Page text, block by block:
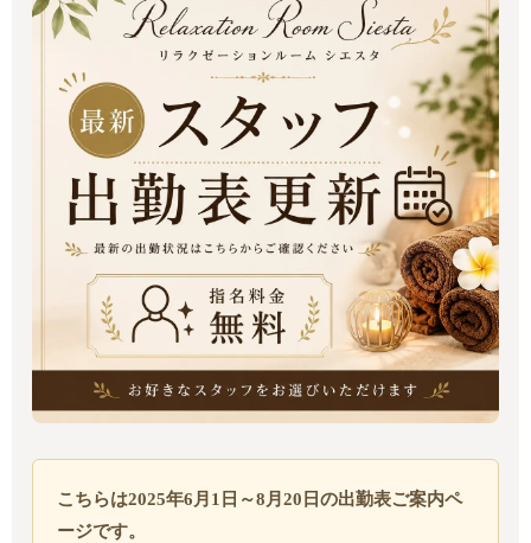
こちらは2025年6月1日～8月20日の出勤表ご案内ペ
ージです。